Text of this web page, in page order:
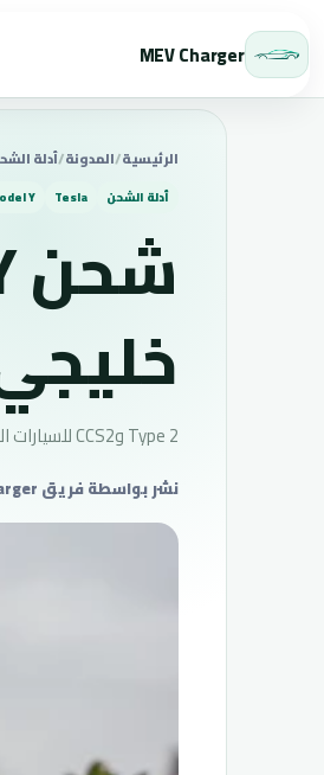
MEV Charger
الرئيسية/المدونة/أدلة
أدلة الشحن Tesla
Y
Type 2 وCCS2 للسيارات الخليجية، وNACS للوارد الأمريكي، وحدود AC التي يجب فحصها قبل تركيب الشاحن.
نشر بواسطة فريق MEV Charger التقني